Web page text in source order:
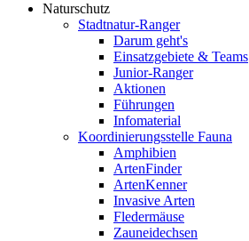
Naturschutz
Stadtnatur-Ranger
Darum geht's
Einsatzgebiete & Teams
Junior-Ranger
Aktionen
Führungen
Infomaterial
Koordinierungsstelle Fauna
Amphibien
ArtenFinder
ArtenKenner
Invasive Arten
Fledermäuse
Zauneidechsen